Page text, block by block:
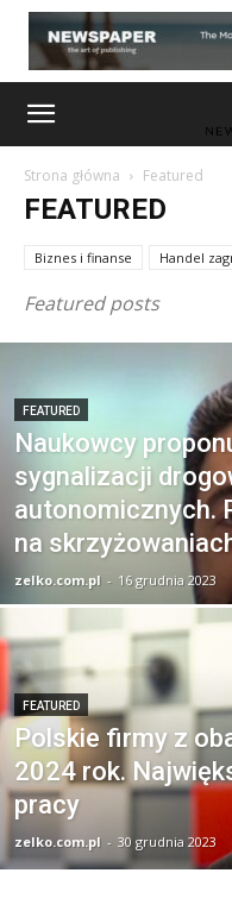
Strona główna Featured
FEATURED
Biznes i finanse Handel
Featured posts
FEATURED
Naukowcy
sygnalizacji
autonomicznych.
na
zelko.com.pl - 16 grudnia 2023
FEATURED
Polskie firmy z
2024 rok.
pracy
zelko.com.pl - 30 grudnia 2023